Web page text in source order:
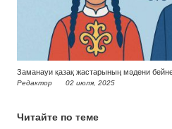
Заманауи қазақ жастарының мәдени
Редактор 02 июля, 2025
Читайте по теме